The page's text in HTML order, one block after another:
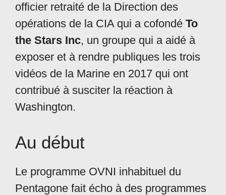
officier retraité de la Direction des
opérations de la CIA qui a cofondé To
the Stars Inc, un groupe qui a aidé à
exposer et à rendre publiques les trois
vidéos de la Marine en 2017 qui ont
contribué à susciter la réaction à
Washington.
Au début
Le programme OVNI inhabituel du
Pentagone fait écho à des programmes